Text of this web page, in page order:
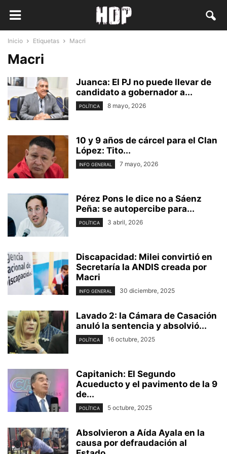
Inicio Etiquetas Macri
Macri
Juanca: El PJ no puede llevar de
candidato a gobernador a...
POLÍTICA 8 mayo, 2026
10 y 9 años de cárcel para el Clan
López: Tito...
INFO GENERAL 7 mayo, 2026
Pérez Pons le dice no a Sáenz
Peña: se autopercibe para...
POLÍTICA 3 abril, 2026
Discapacidad: Milei convirtió en
Secretaría la ANDIS creada por
Macri
INFO GENERAL 30 diciembre, 2025
Lavado 2: la Cámara de Casación
anuló la sentencia y absolvió...
POLÍTICA 16 octubre, 2025
Capitanich: El Segundo
Acueducto y el pavimento de la 9
de...
POLÍTICA 5 octubre, 2025
Absolvieron a Aída Ayala en la
causa por defraudación al